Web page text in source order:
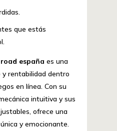
que estás
españa es una
rentabilidad dentro
en línea. Con su
intuitiva y sus
ofrece una
y emocionante.